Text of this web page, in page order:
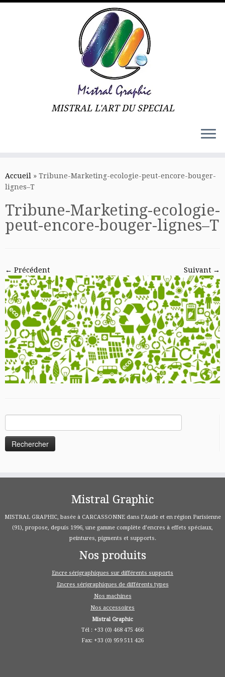
content
MISTRAL L'ART DU SPECIAL
Accueil » Tribune-Marketing-ecologie-peut-encore-bouger-
lignes–T
Tribune-Marketing-ecologie-
peut-encore-bouger-lignes–T
← Précédent Suivant →
Mistral Graphic
MISTRAL GRAPHIC, basée à CARCASSONNE dans l’Aude et en région Parisienne
(91), propose, depuis 1996, une gamme complète d’encres à effets spéciaux,
peintures, pigments et supports.
Nos produits
Encre sérigraphiques sur différents supports
Encres sérigraphiques de différents types
Nos machines
Nos accessoires
Mistral Graphic
Tél : +33 (0) 468 475 466
Fax: +33 (0) 959 511 426